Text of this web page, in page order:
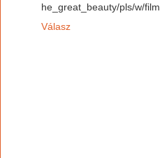
he_great_beauty/pls/w/
Válasz